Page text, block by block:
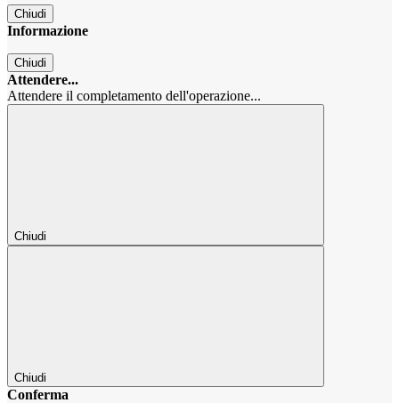
Chiudi
Informazione
Chiudi
Attendere...
Attendere il completamento dell'operazione...
Chiudi
Chiudi
Conferma